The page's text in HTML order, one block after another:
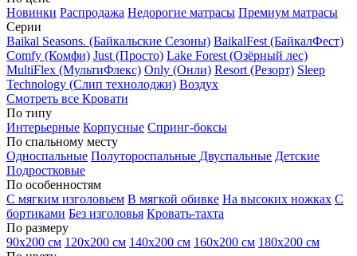
Новинки Распродажа Недорогие матрасы Премиум матрасы
Серии
Baikal Seasons. (Байкальские Сезоны) BaikalFest (БайкалФест)
Comfy (Комфи) Just (Просто) Lake Forest (Озёрный лес)
MultiFlex (МультиФлекс) Only (Онли) Resort (Резорт) Sleep
Technology (Слип технолоджи) Воздух
Смотреть все Кровати
По типу
Интерьерные Корпусные Спринг-боксы
По спальному месту
Односпальные Полутороспальные Двуспальные Детские
Подростковые
По особенностям
С мягким изголовьем В мягкой обивке На высоких ножках С
бортиками Без изголовья Кровать-тахта
По размеру
90х200 см 120х200 см 140х200 см 160х200 см 180х200 см